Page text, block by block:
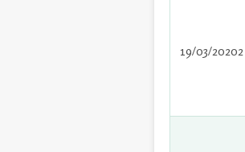
19/03/20202